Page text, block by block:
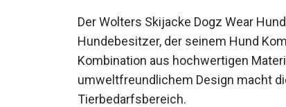
Der Wolters Skijacke Dogz Wear
Hundebesitzer, der seinem Hund
Kombination aus hochwertigen
umweltfreundlichem Design macht
Tierbedarfsbereich.